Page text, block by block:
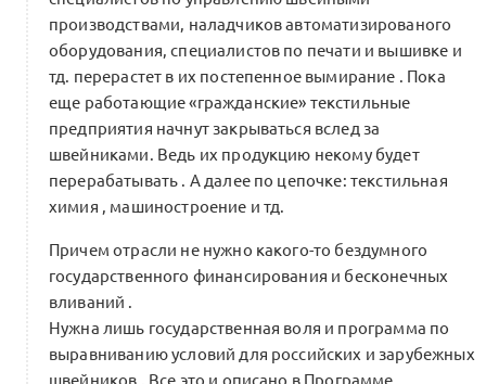
Включайтесь в разработку первого
учебника в индустрии моды и ИИ-
ассистента Альянса совместно с МГУ,
ВШЭ, РАНХиГС
0
2 комментария
Форум Альянса: как создаётся новая
индустрия моды в условиях
разрушения старых систем
0
0 комментариев
производствами, наладчиков автоматизированого
оборудования, специалистов по печати и вышивке и
тд. перерастет в их постепенное вымирание . Пока
еще работающие «гражданские» текстильные
предприятия начнут закрываться вслед за
швейниками. Ведь их продукцию некому будет
перерабатывать . А далее по цепочке: текстильная
химия , машиностроение и тд.
Причем отрасли не нужно какого-то бездумного
государственного финансирования и бесконечных
вливаний .
Нужна лишь государственная воля и программа по
выравниванию условий для российских и зарубежных